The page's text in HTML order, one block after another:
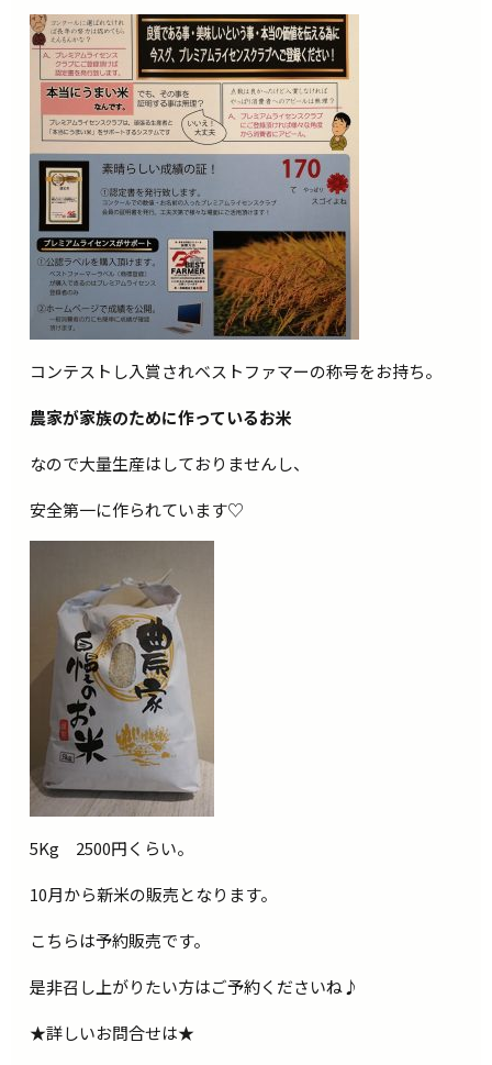
コンテストし入賞されベストファマーの称号をお持ち。
農家が家族のために作っているお米
なので大量生産はしておりませんし、
安全第一に作られています♡
5Kg 2500円くらい。
10月から新米の販売となります。
こちらは予約販売です。
是非召し上がりたい方はご予約くださいね♪
★詳しいお問合せは★